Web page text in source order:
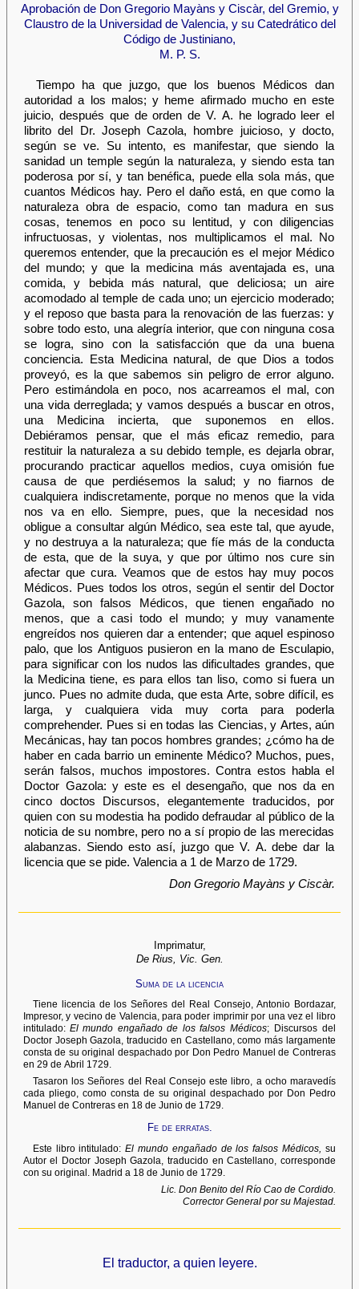
Aprobación de Don Gregorio Mayàns y Ciscàr, del Gremio, y
Claustro de la Universidad de Valencia, y su Catedrático del
Código de Justiniano,
M. P. S.
Tiempo ha que juzgo, que los buenos Médicos dan
autoridad a los malos; y heme afirmado mucho en este
juicio, después que de orden de V. A. he logrado leer el
librito del Dr. Joseph Cazola, hombre juicioso, y docto,
según se ve. Su intento, es manifestar, que siendo la
sanidad un temple según la naturaleza, y siendo esta tan
poderosa por sí, y tan benéfica, puede ella sola más, que
cuantos Médicos hay. Pero el daño está, en que como la
naturaleza obra de espacio, como tan madura en sus
cosas, tenemos en poco su lentitud, y con diligencias
infructuosas, y violentas, nos multiplicamos el mal. No
queremos entender, que la precaución es el mejor Médico
del mundo; y que la medicina más aventajada es, una
comida, y bebida más natural, que deliciosa; un aire
acomodado al temple de cada uno; un ejercicio moderado;
y el reposo que basta para la renovación de las fuerzas: y
sobre todo esto, una alegría interior, que con ninguna cosa
se logra, sino con la satisfacción que da una buena
conciencia. Esta Medicina natural, de que Dios a todos
proveyó, es la que sabemos sin peligro de error alguno.
Pero estimándola en poco, nos acarreamos el mal, con
una vida derreglada; y vamos después a buscar en otros,
una Medicina incierta, que suponemos en ellos.
Debiéramos pensar, que el más eficaz remedio, para
restituir la naturaleza a su debido temple, es dejarla obrar,
procurando practicar aquellos medios, cuya omisión fue
causa de que perdiésemos la salud; y no fiarnos de
cualquiera indiscretamente, porque no menos que la vida
nos va en ello. Siempre, pues, que la necesidad nos
obligue a consultar algún Médico, sea este tal, que ayude,
y no destruya a la naturaleza; que fíe más de la conducta
de esta, que de la suya, y que por último nos cure sin
afectar que cura. Veamos que de estos hay muy pocos
Médicos. Pues todos los otros, según el sentir del Doctor
Gazola, son falsos Médicos, que tienen engañado no
menos, que a casi todo el mundo; y muy vanamente
engreídos nos quieren dar a entender; que aquel espinoso
palo, que los Antiguos pusieron en la mano de Esculapio,
para significar con los nudos las dificultades grandes, que
la Medicina tiene, es para ellos tan liso, como si fuera un
junco. Pues no admite duda, que esta Arte, sobre difícil, es
larga, y cualquiera vida muy corta para poderla
comprehender. Pues si en todas las Ciencias, y Artes, aún
Mecánicas, hay tan pocos hombres grandes; ¿cómo ha de
haber en cada barrio un eminente Médico? Muchos, pues,
serán falsos, muchos impostores. Contra estos habla el
Doctor Gazola: y este es el desengaño, que nos da en
cinco doctos Discursos, elegantemente traducidos, por
quien con su modestia ha podido defraudar al público de la
noticia de su nombre, pero no a sí propio de las merecidas
alabanzas. Siendo esto así, juzgo que V. A. debe dar la
licencia que se pide. Valencia a 1 de Marzo de 1729.
Don Gregorio Mayàns y Ciscàr.
Imprimatur,
De Rius, Vic. Gen.
Suma de la licencia
Tiene licencia de los Señores del Real Consejo, Antonio Bordazar,
Impresor, y vecino de Valencia, para poder imprimir por una vez el libro
intitulado: El mundo engañado de los falsos Médicos; Discursos del
Doctor Joseph Gazola, traducido en Castellano, como más largamente
consta de su original despachado por Don Pedro Manuel de Contreras
en 29 de Abril 1729.
Tasaron los Señores del Real Consejo este libro, a ocho maravedís
cada pliego, como consta de su original despachado por Don Pedro
Manuel de Contreras en 18 de Junio de 1729.
Fe de erratas.
Este libro intitulado:El mundo engañado de los falsos Médicos, su
Autor el Doctor Joseph Gazola, traducido en Castellano, corresponde
con su original. Madrid a 18 de Junio de 1729.
Lic. Don Benito del Río Cao de Cordido.
Corrector General por su Majestad.
El traductor, a quien leyere.